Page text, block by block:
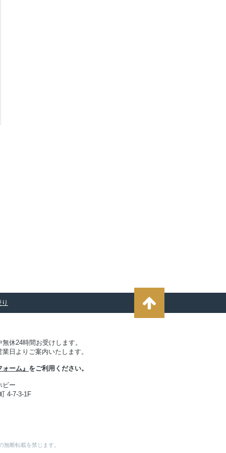
休24時間お受けします。
日よりご案内いたします。
ーム』 をご利用ください。
ビー
4-7-3-1F
断転載を禁じます。